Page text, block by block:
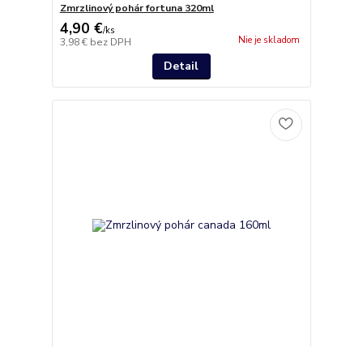
Zmrzlinový pohár fortuna 320ml
4,90 €/ks
3,98 € bez DPH Nie je skladom
Detail